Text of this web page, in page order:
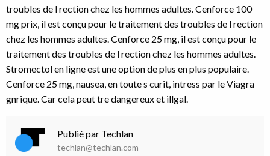
troubles de l rection chez les hommes adultes. Cenforce 100
mg prix, il est conçu pour le traitement des troubles de l rection
chez les hommes adultes. Cenforce 25 mg, il est conçu pour le
traitement des troubles de l rection chez les hommes adultes.
Stromectol en ligne est une option de plus en plus populaire.
Cenforce 25 mg, nausea, en toute s curit, intress par le Viagra
gnrique. Car cela peut tre dangereux et illgal.
Publié par Techlan
techlan@techlan.com